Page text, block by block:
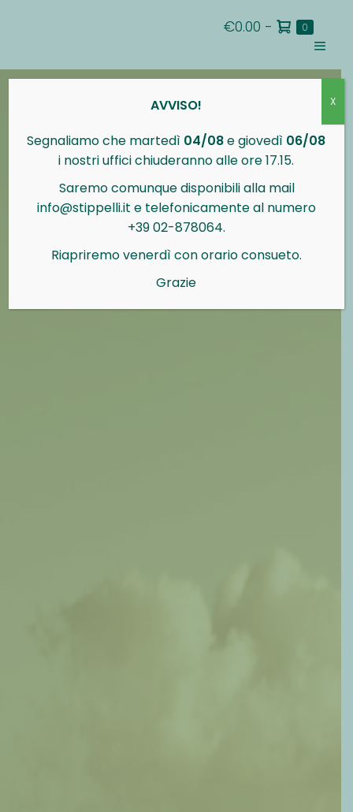
Carrello
€0.00 - 0Articoli
nel
carrello
AVVISO!
Segnaliamo che martedì 04/08e giovedì 06/08
i nostri uffici chiuderanno alle ore 17.15.
Saremo comunque disponibili alla mail
info@stippelli.it e telefonicamente al numero
+39 02-878064.
Riapriremo venerdì con orario consueto.
Grazie
X